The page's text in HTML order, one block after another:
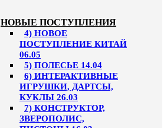
НОВЫЕ ПОСТУПЛЕНИЯ
4) НОВОЕ
ПОСТУПЛЕНИЕ КИТАЙ
06.05
5) ПОЛЕСЬЕ 14.04
6) ИНТЕРАКТИВНЫЕ
ИГРУШКИ, ДАРТСЫ,
КУКЛЫ 26.03
7) КОНСТРУКТОР,
ЗВЕРОПОЛИС,